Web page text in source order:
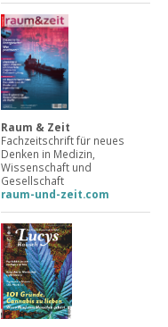
Raum & Zeit
Fachzeitschrift für neues
Denken in Medizin,
Wissenschaft und
Gesellschaft
raum-und-zeit.com